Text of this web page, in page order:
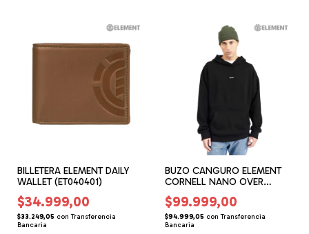
BILLETERA ELEMENT DAILY
WALLET (ET040401)
$34.999,00
$33.249,05 con Transferencia
Bancaria
BUZO CANGURO ELEMENT
CORNELL NANO OVER
(ET156210)
$99.999,00
$94.999,05 con Transferencia
Bancaria